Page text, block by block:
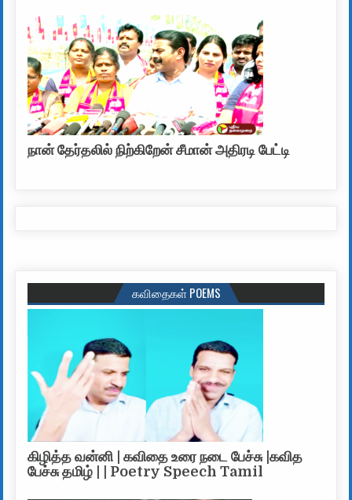
நான் தேர்தலில் நிற்கிறேன் சீமான் அதிரடி பேட்டி
கவிதைகள் POEMS
கிழித்த வன்னி | கவிதை உரை நடை பேச்சு |கவித
பேச்சு தமிழ் | | Poetry Speech Tamil